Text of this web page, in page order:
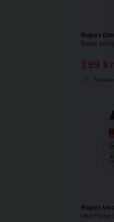
Rupes
199 kr
Skickas
Rupes